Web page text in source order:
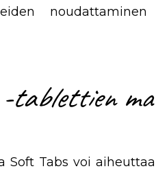
tablettien
Soft Tabs voi